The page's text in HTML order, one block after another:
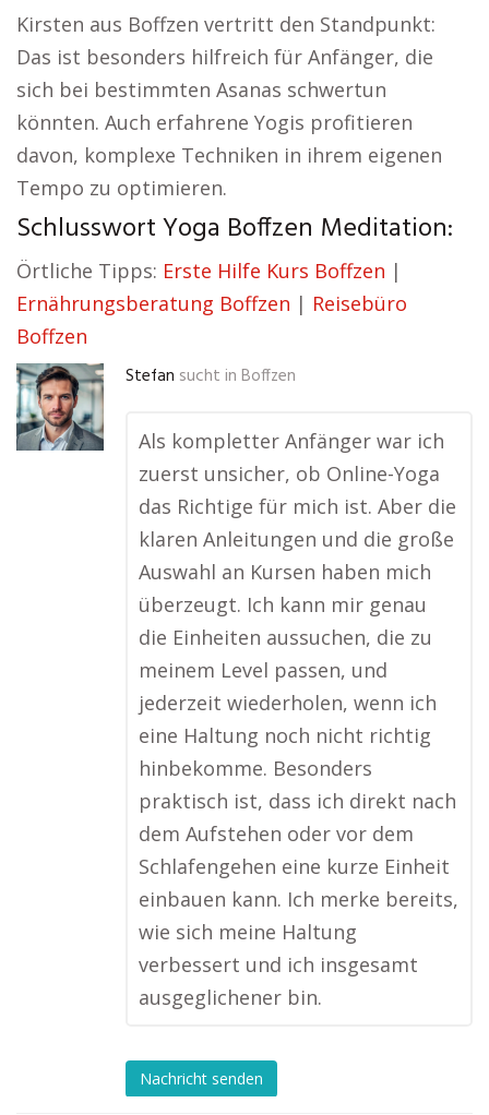
Kirsten aus Boffzen vertritt den Standpunkt:
Das ist besonders hilfreich für Anfänger, die
sich bei bestimmten Asanas schwertun
könnten. Auch erfahrene Yogis profitieren
davon, komplexe Techniken in ihrem eigenen
Tempo zu optimieren.
Schlusswort Yoga Boffzen Meditation:
Örtliche Tipps: Erste Hilfe Kurs Boffzen |
Ernährungsberatung Boffzen | Reisebüro
Boffzen
Stefan sucht in Boffzen
Als kompletter Anfänger war ich
zuerst unsicher, ob Online-Yoga
das Richtige für mich ist. Aber die
klaren Anleitungen und die große
Auswahl an Kursen haben mich
überzeugt. Ich kann mir genau
die Einheiten aussuchen, die zu
meinem Level passen, und
jederzeit wiederholen, wenn ich
eine Haltung noch nicht richtig
hinbekomme. Besonders
praktisch ist, dass ich direkt nach
dem Aufstehen oder vor dem
Schlafengehen eine kurze Einheit
einbauen kann. Ich merke bereits,
wie sich meine Haltung
verbessert und ich insgesamt
ausgeglichener bin.
Nachricht senden